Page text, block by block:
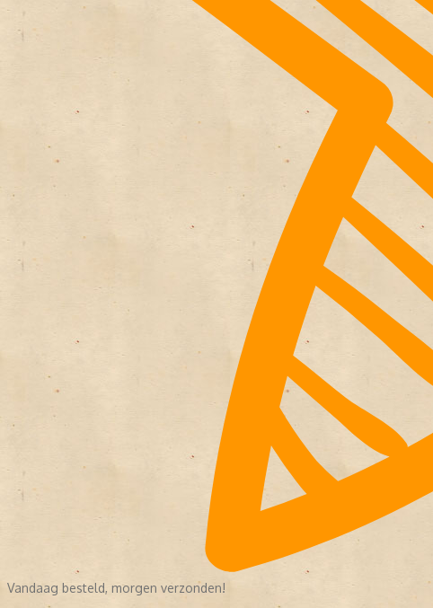
Vandaag besteld, morgen verzonden!